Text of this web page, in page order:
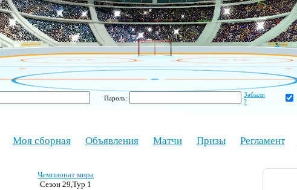
Пароль:
Забыли
?
Моя сборная Объявления Матчи Призы Регламент
Чемпионат мира
Сезон 29,Тур 1